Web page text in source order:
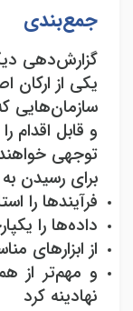
جمع‌بندی
گزارش‌دهی
یکی از
سازمان‌هایی
و قابل اقدام
توجهی
برای رسیدن
فرآیندها را
داده‌ها را
از ابزارهای
و مهم‌تر از
نهادینه کرد